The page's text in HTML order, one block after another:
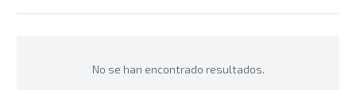
No se han encontrado resultados.